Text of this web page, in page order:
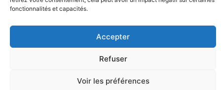
fonctionnalités et capacités.
Accepter
Refuser
Voir les préférences
© 2026 - Académie Arendt -Institut Hannah Arendt